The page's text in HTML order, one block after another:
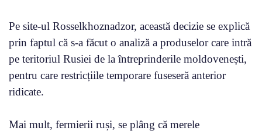
Pe site-ul Rosselkhoznadzor, această decizie se explică
prin faptul că s-a făcut o analiză a produselor care intră
pe teritoriul Rusiei de la întreprinderile moldovenești,
pentru care restricțiile temporare fuseseră anterior
ridicate.
Mai mult, fermierii ruși, se plâng că merele